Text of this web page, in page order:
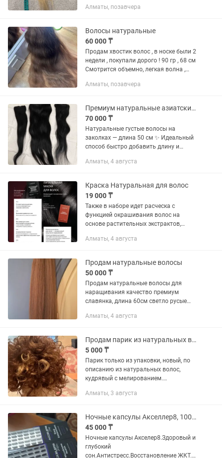
Алматы, позавчера
Волосы натуральные
60 000 ₸
Продам хвостик волос , в носке были 2
недели , покупали дорого ! 90 гр , 68 см
Смотрится объемно, легкая волна ,
Алматы, позавчера
Премиум натуральные азиатские волосы на заколках густые, 50 см
70 000 ₸
Натуральные густые волосы на
заколках — длина 50 см ✨ Идеальный
способ быстро добавить длину и
состоит из 3 частей: макушка и 2 пряди
Алматы, 4 августа
Краска Натуральная для волос
19 000 ₸
Также в наборе идет расческа с
функцией окрашивания волос на
основе растительных экстрактов,
красоту волос. Окрашивание
Это...
Алматы, 4 августа
Продам натуральные волосы
50 000 ₸
Продам натуральные волосы для
наращивания качество премиум
славянка, длина 60см светло русые
один срез 50тыс тенге.
Алматы, 4 августа
Продам парик из натуральных волос
5 000 ₸
Парик только из упаковки, новый, по
описанию из натуральных волос,
кудрявый с мелированием.
небольшая. По такой цене купила.
Алматы, 3 августа
Ночные капсулы Акселлер8, 100% натуральный продукт для здоровья!
45 000 ₸
Ночные капсулы Акселер8.Здоровый и
глубокий
сон.Антистресс.Восстановление ЖКТ.